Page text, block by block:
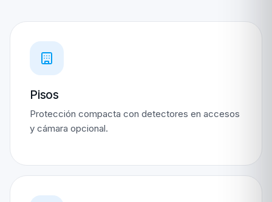
Pisos
Protección compacta con detectores en accesos
y cámara opcional.